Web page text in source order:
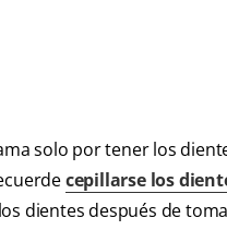
solo por tener los
cepillarse los
dientes después de